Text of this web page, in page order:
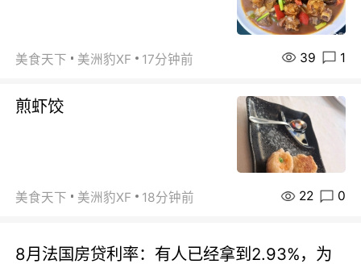
美食天下 美洲豹XF 17分钟前 39 1
煎虾饺
美食天下 美洲豹XF 18分钟前 22 0
8月法国房贷利率：有人已经拿到2.93%，为